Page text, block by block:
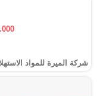
شركة الميرة للمواد